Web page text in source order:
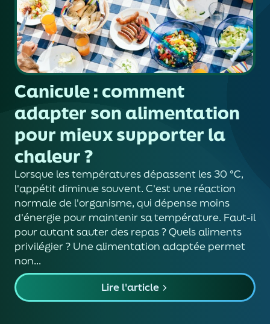
Canicule : comment
adapter son alimentation
pour mieux supporter la
chaleur ?
Lorsque les températures dépassent les 30 °C,
l'appétit diminue souvent. C'est une réaction
normale de l'organisme, qui dépense moins
d'énergie pour maintenir sa température. Faut-il
pour autant sauter des repas ? Quels aliments
privilégier ? Une alimentation adaptée permet
non...
Lire l'article